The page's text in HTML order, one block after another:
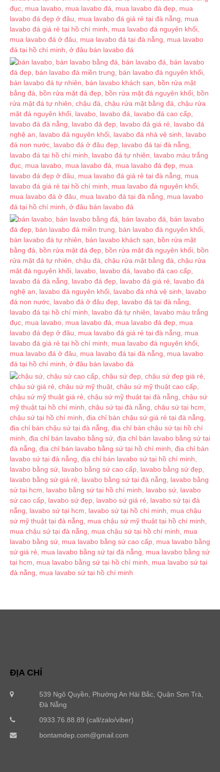
ĐỊA CHỈ
539 Ngô Quyền, Phường An Hải Bắc, Quận Sơn Trà,
Đà Nẵng
0933.76.88.89 (call/zalo/viber)
bontamdep.com@gmail.com